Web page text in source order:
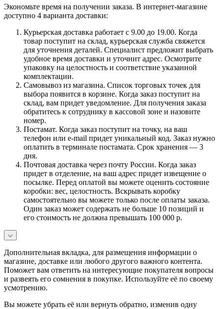
Экономьте время на получении заказа. В интернет-магазине
доступно 4 варианта доставки:
Курьерская доставка работает с 9.00 до 19.00. Когда
товар поступит на склад, курьерская служба свяжется
для уточнения деталей. Специалист предложит выбрать
удобное время доставки и уточнит адрес. Осмотрите
упаковку на целостность и соответствие указанной
комплектации.
Самовывоз из магазина. Список торговых точек для
выбора появится в корзине. Когда заказ поступит на
склад, вам придет уведомление. Для получения заказа
обратитесь к сотруднику в кассовой зоне и назовите
номер.
Постамат. Когда заказ поступит на точку, на ваш
телефон или e-mail придет уникальный код. Заказ нужно
оплатить в терминале постамата. Срок хранения — 3
дня.
Почтовая доставка через почту России. Когда заказ
придет в отделение, на ваш адрес придет извещение о
посылке. Перед оплатой вы можете оценить состояние
коробки: вес, целостность. Вскрывать коробку
самостоятельно вы можете только после оплаты заказа.
Один заказ может содержать не больше 10 позиций и
его стоимость не должна превышать 100 000 р.
Дополнительная вкладка, для размещения информации о
магазине, доставке или любого другого важного контента.
Поможет вам ответить на интересующие покупателя вопросы
и развеять его сомнения в покупке. Используйте её по своему
усмотрению.
Вы можете убрать её или вернуть обратно, изменив одну